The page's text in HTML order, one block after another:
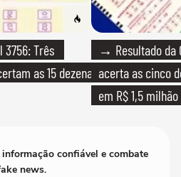
Três
as 15 dezenas
→ Resultado da
acerta as cinco
em R$ 1,5 milhão
confiável e combate
news.